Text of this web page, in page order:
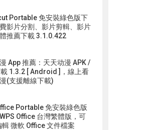
Portable 免安裝綠色版下
影片分割、影片剪輯、影片
推薦下載 3.1.0.422
App 推薦：天天动漫 APK /
1.3.2 [ Android ]，線上看
(支援離線下載)
Portable 免安裝綠色版
Office 台灣繁體版，可
輯 微軟 Office 文件檔案